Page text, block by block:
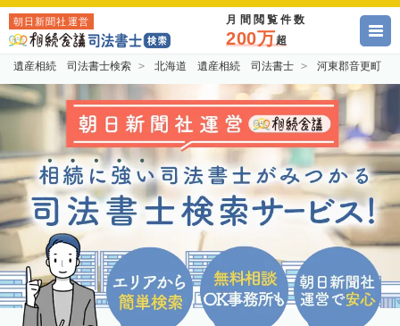
朝日新聞社運営 月間閲覧件数
200万超
遺産相続 司法書士検索 北海道 遺産相続 司法書士 河東郡音更町